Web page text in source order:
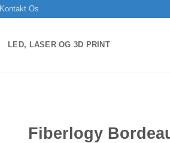
Kontakt Os
LED, LASER OG 3D PRINT
Fiberlogy